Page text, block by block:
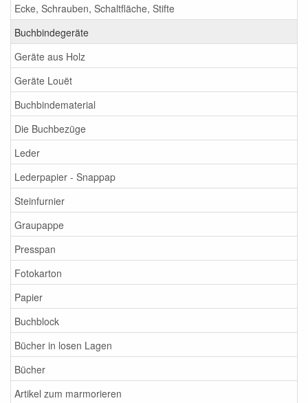
Ecke, Schrauben, Schaltfläche, Stifte
Buchbindegeräte
Geräte aus Holz
Geräte Louët
Buchbindematerial
Die Buchbezüge
Leder
Lederpapier - Snappap
Steinfurnier
Graupappe
Presspan
Fotokarton
Papier
Buchblock
Bücher in losen Lagen
Bücher
Artikel zum marmorieren